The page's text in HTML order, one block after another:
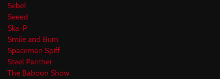
Sebel
Seeed
Ska-P
Smile and Burn
Spaceman Spiff
Steel Panther
The Baboon Show